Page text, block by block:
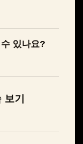
있나요?
기